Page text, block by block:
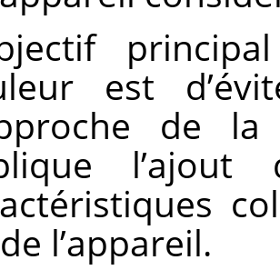
est
de
l’ajout
l’appareil.